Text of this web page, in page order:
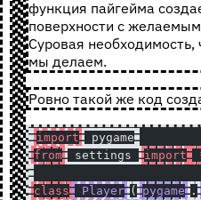
функция пайгейма
поверхности с
Суровая
мы делаем.
Ровно такой же код
import
pygame
from
settings import
class Player ( pygame .